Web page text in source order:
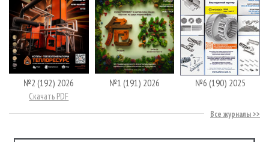
№2 (192) 2026
Скачать PDF
№1 (191) 2026 №6 (190) 2025
Все журналы